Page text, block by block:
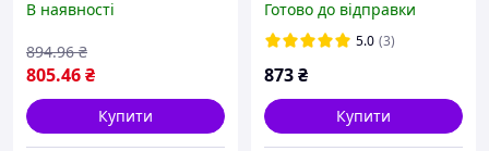
В наявності
805.46₴
894.96 ₴
Купити
Готово до відправки
5.0 (3)
873₴
Купити